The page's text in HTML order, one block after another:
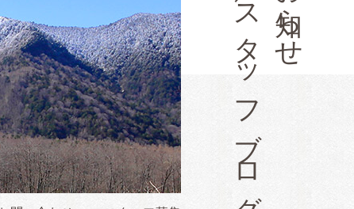
／スタッフブログ